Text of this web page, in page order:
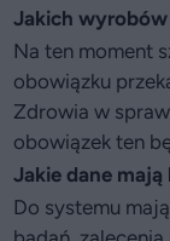
Jakich
Na ten moment
obowiązku
Zdrowia w
obowiązek ten
Jakie dane
Do systemu